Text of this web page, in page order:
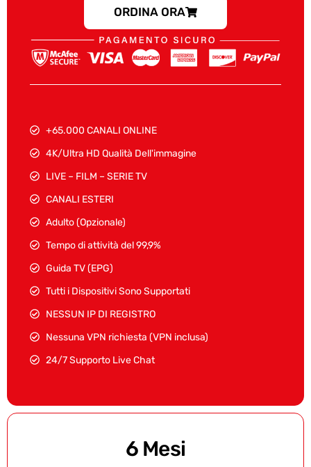
ORDINA ORA
+65.000 CANALI ONLINE
4K/Ultra HD Qualità Dell'immagine
LIVE – FILM – SERIE TV
CANALI ESTERI
Adulto (Opzionale)
Tempo di attività del 99,9%
Guida TV (EPG)
Tutti i Dispositivi Sono Supportati
NESSUN IP DI REGISTRO
Nessuna VPN richiesta (VPN inclusa)
24/7 Supporto Live Chat
6 Mesi